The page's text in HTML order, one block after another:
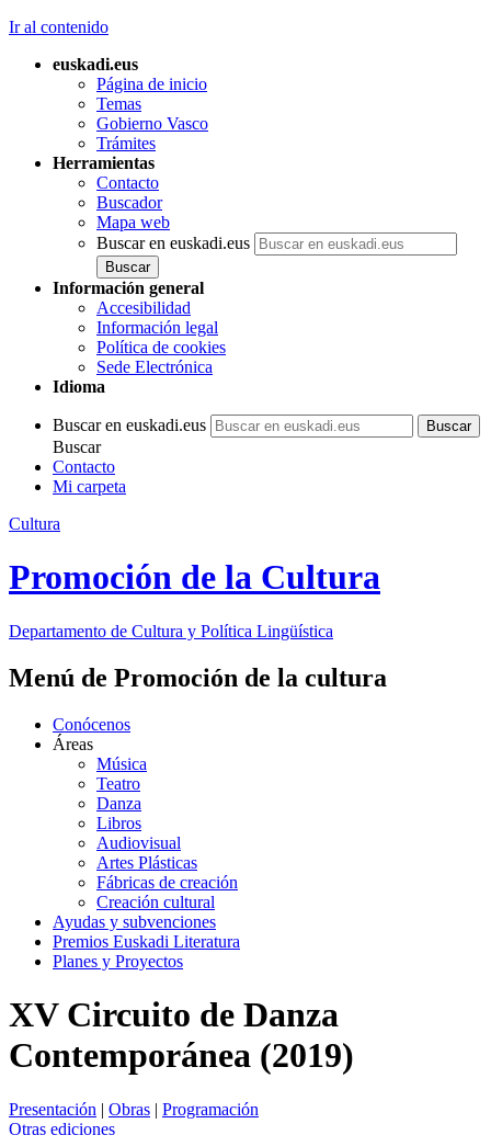
Ir al contenido
euskadi.eus
Página de inicio
Temas
Gobierno Vasco
Trámites
Herramientas
Contacto
Buscador
Mapa web
Buscar en euskadi.eus
Información general
Accesibilidad
Información legal
Política de cookies
Sede Electrónica
Idioma
Buscar en euskadi.eus
Buscar
Contacto
Mi carpeta
Cultura
Promoción de la Cultura
Departamento de Cultura y Política Lingüística
Menú de Promoción de la cultura
Conócenos
Áreas
Música
Teatro
Danza
Libros
Audiovisual
Artes Plásticas
Fábricas de creación
Creación cultural
Ayudas y subvenciones
Premios Euskadi Literatura
Planes y Proyectos
XV Circuito de Danza
Contemporánea (2019)
Presentación | Obras | Programación
Otras ediciones